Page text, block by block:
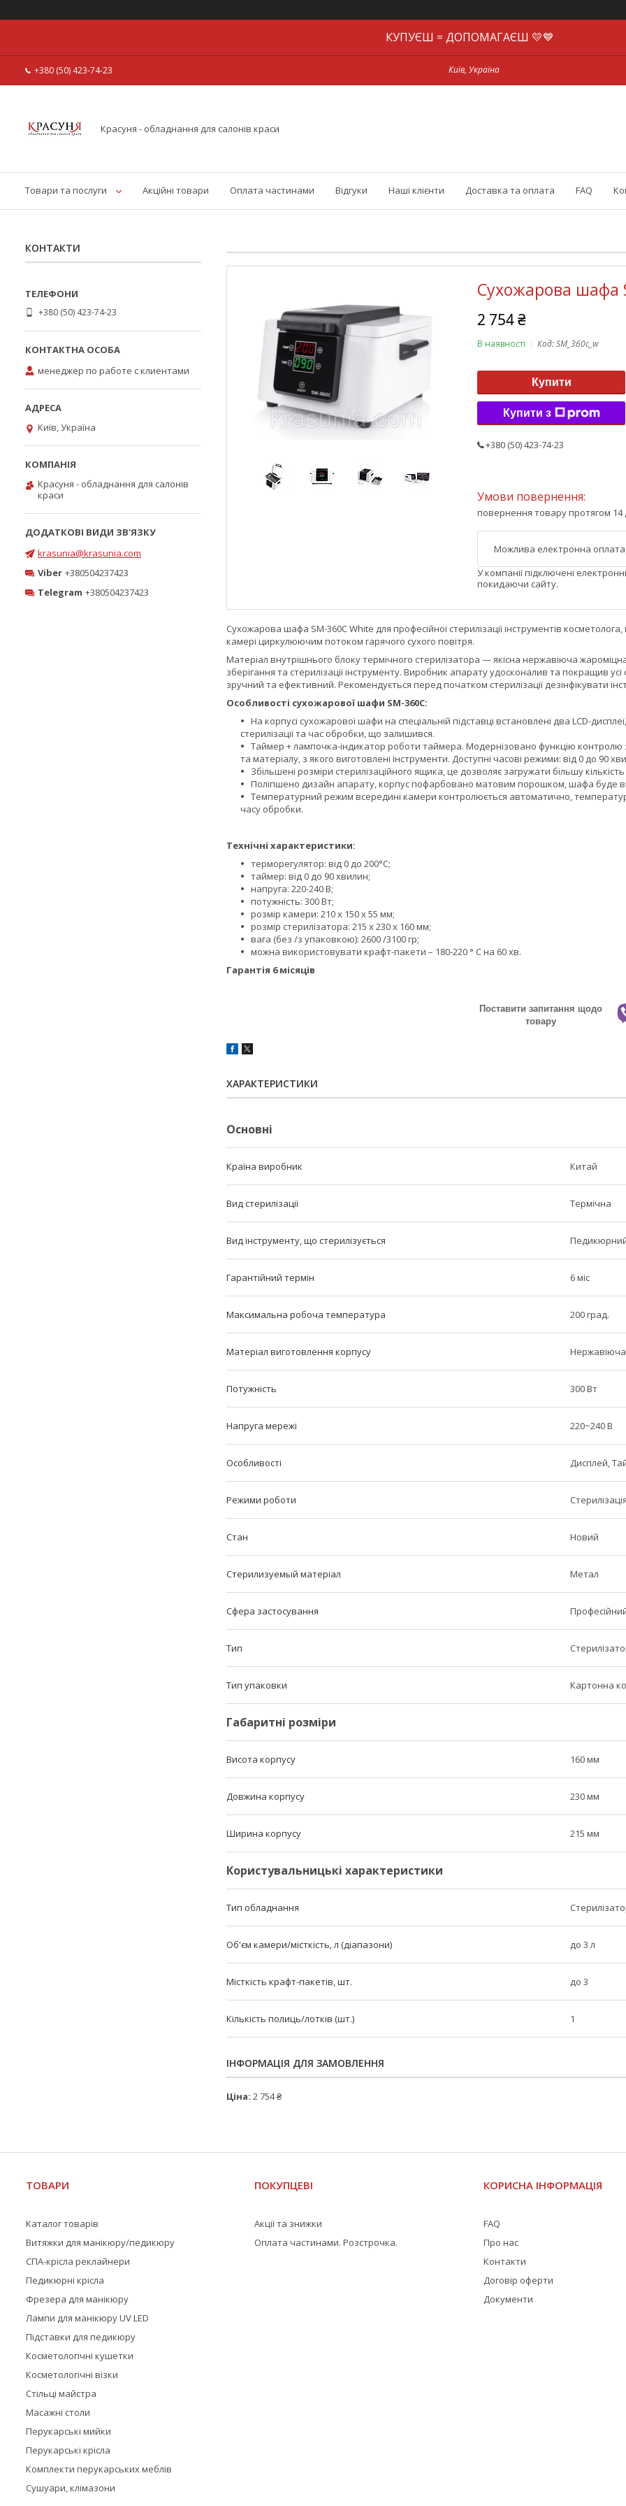
КУПУЄШ = ДОПОМАГАЄШ 💛💙
+380 (50) 423-74-23 Київ, Україна
Красуня - обладнання для салонів краси
Товари та послуги Акційні товари Оплата частинами Відгуки Наші клієнти Доставка та оплата FAQ
Cухожарова шафа
2 754 ₴
В наявності Код:SM_360c_w
Купити
Купити з
+380 (50) 423-74-23
повернення товару протягом 14
У компанії підключені
покидаючи сайту.
Сухожарова шафа SM-360C White для професійної стерилізації інструментів
камері циркулюючим потоком гарячого сухого повітря.
Матеріал внутрішнього блоку термічного стерилізатора — якісна нержавіюча
зберігання та стерилізації інструменту. Виробник апарату удосконалив та покращив усі
зручний та ефективний. Рекомендується перед початком стерилізації дезінфікувати
Особливості сухожарової шафи SM-360C:
На корпусі сухожарової шафи на спеціальній підставці встановлені два LCD-
стерилізації та час обробки, що залишився.
Таймер + лампочка-індикатор роботи таймера. Модернізовано функцію контролю
та матеріалу, з якого виготовлені інструменти. Доступні часові режими: від 0 до 90
Збільшені розміри стерилізаційного ящика, це дозволяє загружати більшу
Поліпшено дизайн апарату, корпус пофарбовано матовим порошком, шафа буде
Температурний режим всередині камери контролюється автоматично,
часу обробки.
Технічні характеристики:
терморегулятор: від 0 до 200°C;
таймер: від 0 до 90 хвилин;
напруга: 220-240 В;
потужність: 300 Вт;
розмір камери: 210 х 150 х 55 мм;
розмір стерилізатора: 215 х 230 х 160 мм;
вага (без /з упаковкою): 2600 /3100 гр;
можна використовувати крафт-пакети – 180-220 ° C на 60 хв.
Гарантія 6 місяців
Поставити запитання щодо
товару
ХАРАКТЕРИСТИКИ
Основні
Країна виробник Китай
Вид стерилізації Термічна
Вид інструменту, що стерилізується
Гарантійний термін 6 міс
Максимальна робоча температура 200 град.
Матеріал виготовлення корпусу Нержавіюча
Потужність 300 Вт
Напруга мережі 220~240 В
Особливості Дисплей,
Режими роботи Стерилізація
Стан Новий
Стерилизуемый матеріал Метал
Сфера застосування
Тип
Тип упаковки Картонна
Габаритні розміри
Висота корпусу 160 мм
Довжина корпусу 230 мм
Ширина корпусу 215 мм
Користувальницькі характеристики
Тип обладнання
Об'єм камери/місткість, л (діапазони) до 3 л
Місткість крафт-пакетів, шт. до 3
Кількість полиць/лотків (шт.) 1
ІНФОРМАЦІЯ ДЛЯ ЗАМОВЛЕННЯ
Ціна: 2 754 ₴
КОНТАКТИ
+380 (50) 423-74-23
менеджер по работе с клиентами
Київ, Україна
Красуня - обладнання для салонів
краси
krasunia@krasunia.com
Viber +380504237423
Telegram +380504237423
ТОВАРИ
Каталог товарів
Витяжки для манікюру/педикюру
СПА-крісла реклайнери
Педикюрні крісла
Фрезера для манікюру
Лампи для манікюру UV LED
Підставки для педикюру
Косметологічні кушетки
Косметологічні візки
Стільці майстра
Масажні столи
Перукарські мийки
Перукарські крісла
Комплекти перукарських меблів
Сушуари, клімазони
ПОКУПЦЕВІ
Акції та знижки
Оплата частинами. Розстрочка.
КОРИСНА ІНФОРМАЦІЯ
FAQ
Про нас
Контакти
Договір оферти
Документи